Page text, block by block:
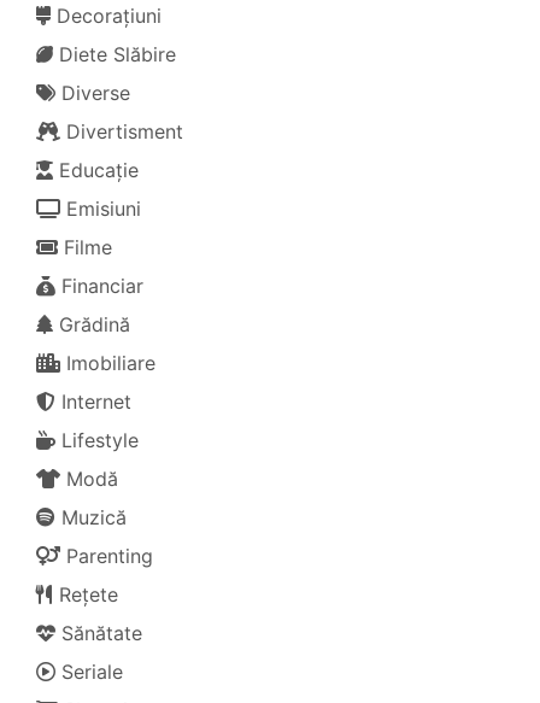
Decorațiuni
Diete Slăbire
Diverse
Divertisment
Educație
Emisiuni
Filme
Financiar
Grădină
Imobiliare
Internet
Lifestyle
Modă
Muzică
Parenting
Rețete
Sănătate
Seriale